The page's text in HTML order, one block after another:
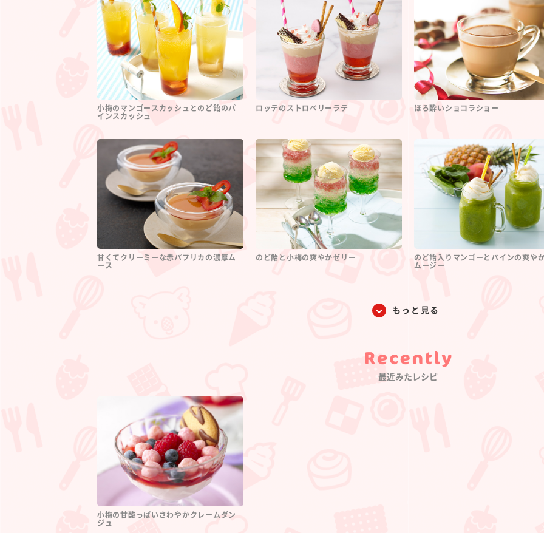
小梅のマンゴースカッシュとのど飴のパ
インスカッシュ
ロッテのストロベリーラテ ほろ酔いショコラショー
甘くてクリーミーな赤パプリカの濃厚ム
ース
のど飴と小梅の爽やかゼリー
のど飴入りマンゴーとパインの爽や
ムージー
もっと見る
Category
最近みたレシピ
小梅の甘酸っぱいさわやかクレームダン
ジュ